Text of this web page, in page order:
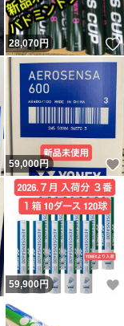
いいね！
28,070円
いいね！
59,000円
いいね！
59,900円